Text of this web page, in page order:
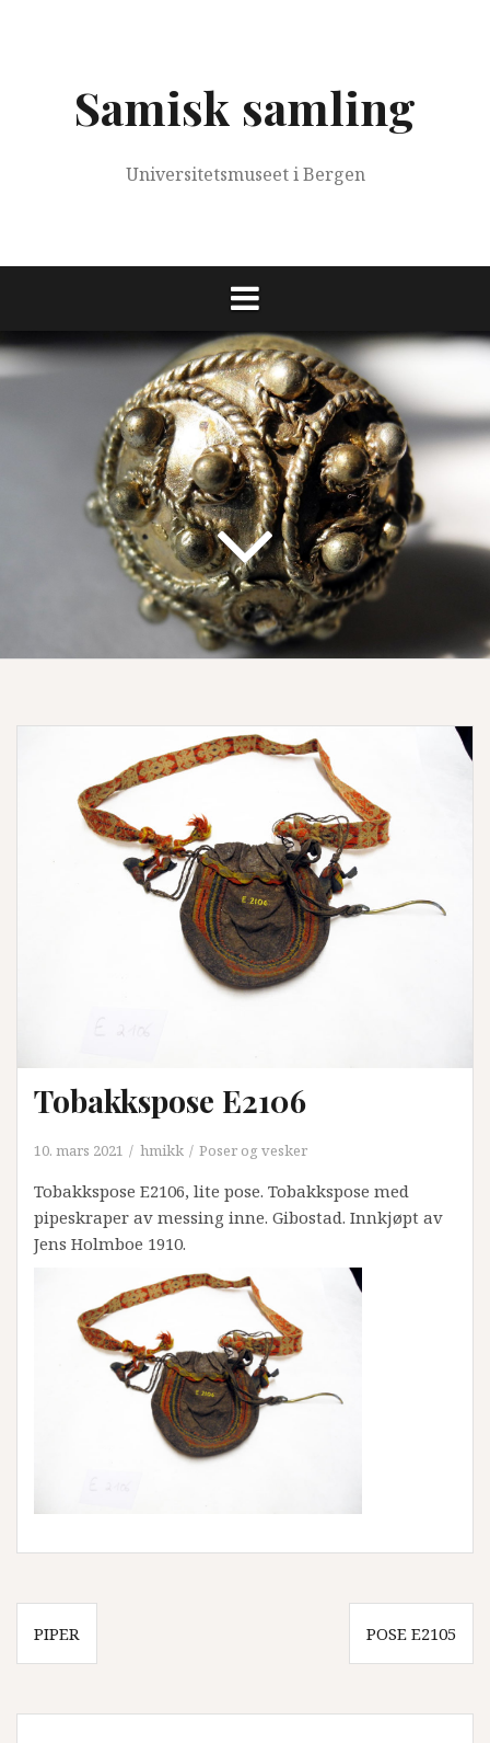
Samisk samling
Universitetsmuseet i Bergen
Tobakkspose E2106
10. mars 2021 hmikk Poser og vesker
Tobakkspose E2106, lite pose. Tobakkspose med
pipeskraper av messing inne. Gibostad. Innkjøpt av
Jens Holmboe 1910.
Innleggsnavigasjon
PIPER POSE E2105